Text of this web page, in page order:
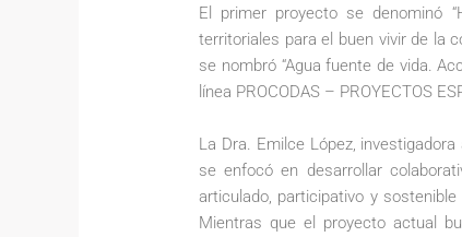
El primer proyecto se denominó
territoriales para el buen vivir de la
se nombró “Agua fuente de vida.
línea PROCODAS – PROYECTOS
La Dra. Emilce López,
se enfocó en desarrollar
articulado, participativo y
Mientras que el proyecto actual